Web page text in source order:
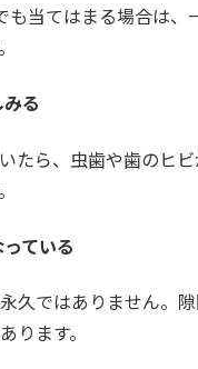
も当てはまる場合は、
る
たら、虫歯や歯のヒ
ている
久ではありません。
ります。